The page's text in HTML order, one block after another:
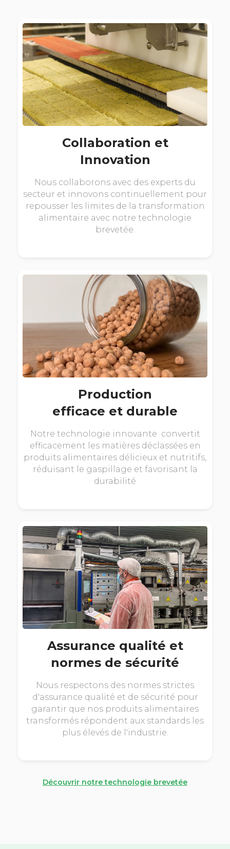
Collaboration et
Innovation
Nous collaborons avec des experts du
secteur et innovons continuellement pour
repousser les limites de la transformation
alimentaire avec notre technologie
brevetée.
Production
efficace et durable
Notre technologie innovante convertit
efficacement les matières déclassées en
produits alimentaires délicieux et nutritifs,
réduisant le gaspillage et favorisant la
durabilité
Assurance qualité et
normes de sécurité
Nous respectons des normes strictes
d'assurance qualité et de sécurité pour
garantir que nos produits alimentaires
transformés répondent aux standards les
plus élevés de l'industrie.
Découvrir notre technologie brevetée